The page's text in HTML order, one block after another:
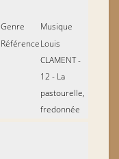
Genre
Musique
RéférenceLouis
CLAMENT -
12 - La
pastourelle,
fredonnée